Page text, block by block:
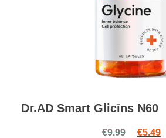
Dr.AD Smart Glicīns N60
€9.99 €5.49